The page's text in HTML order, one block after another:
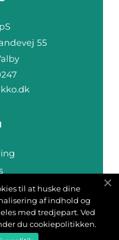
til at huske dine
af indhold og
med tredjepart. Ved
du cookiepolitikken.